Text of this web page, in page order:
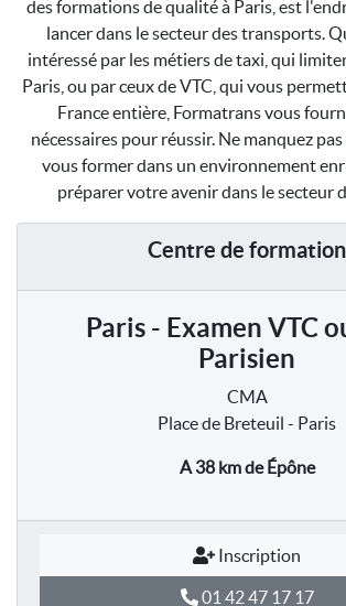
des formations de qualité à Paris, est
lancer dans le secteur des transports.
intéressé par les métiers de taxi, qui
Paris, ou par ceux de VTC, qui vous
France entière, Formatrans vous
nécessaires pour réussir. Ne manquez
vous former dans un environnement
préparer votre avenir dans le secteur
Centre de formation
Paris - Examen VTC
Parisien
CMA
Place de Breteuil - Paris
A 38 kmde Épône
Inscription
01 42 47 17 17